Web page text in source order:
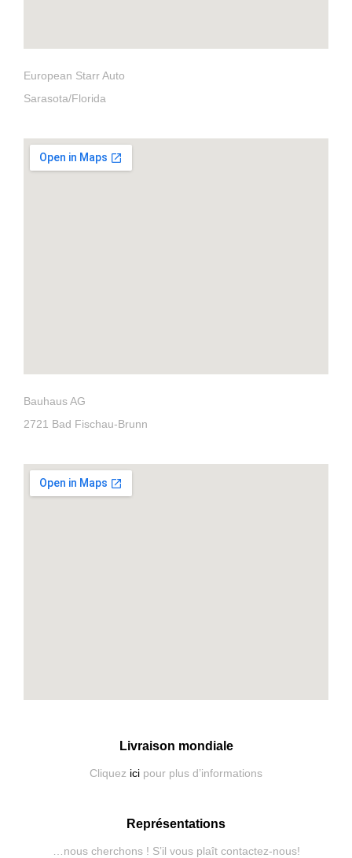
European Starr Auto
Sarasota/Florida
Bauhaus AG
2721 Bad Fischau-Brunn
Livraison mondiale
Cliquez ici pour plus d’informations
Représentations
…nous cherchons ! S’il vous plaît contactez-nous!